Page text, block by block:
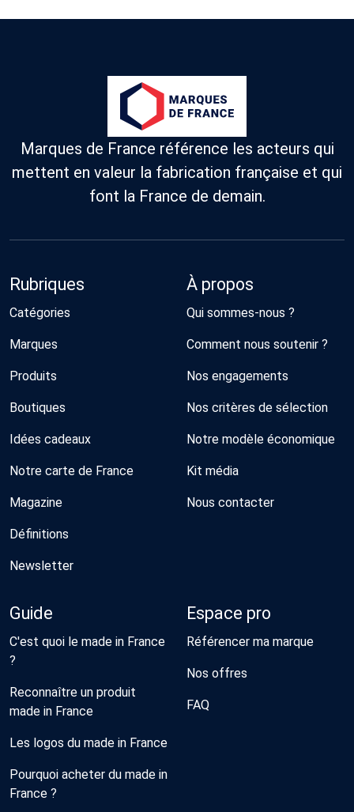
Marques de France référence les acteurs qui
mettent en valeur la fabrication française et qui
font la France de demain.
Rubriques
Catégories
Marques
Produits
Boutiques
Idées cadeaux
Notre carte de France
Magazine
Définitions
Newsletter
À propos
Qui sommes-nous ?
Comment nous soutenir ?
Nos engagements
Nos critères de sélection
Notre modèle économique
Kit média
Nous contacter
Guide
C'est quoi le made in France
?
Reconnaître un produit
made in France
Les logos du made in France
Pourquoi acheter du made in
France ?
Espace pro
Référencer ma marque
Nos offres
FAQ